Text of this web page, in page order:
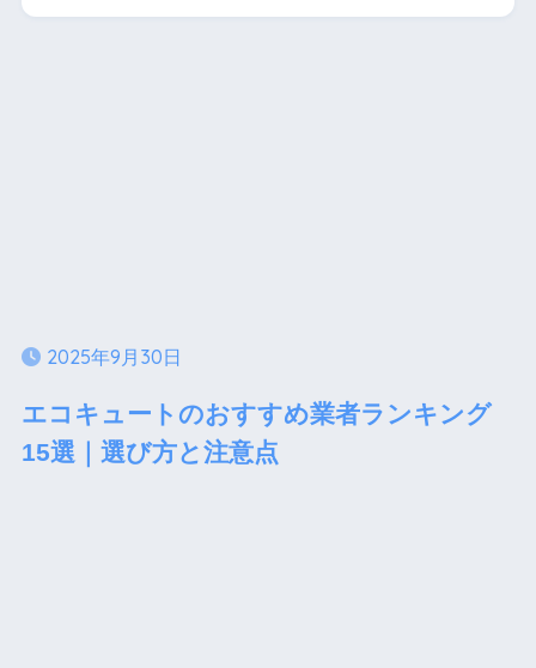
2025年9月30日
エコキュートのおすすめ業者ランキング
15選｜選び方と注意点